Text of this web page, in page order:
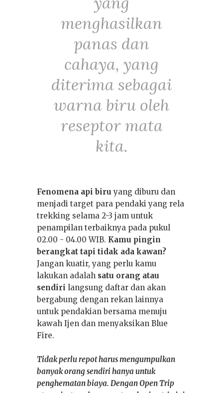
menghasilkan
panas dan
cahaya, yang
diterima sebagai
warna biru oleh
reseptor mata
kita.
Fenomena api biruyang diburu dan
menjadi target para pendaki yang rela
trekking selama 2-3 jam untuk
penampilan terbaiknya pada pukul
02.00 - 04.00 WIB. Kamu pingin
berangkat tapi tidak ada kawan?
Jangan kuatir, yang perlu kamu
lakukan adalah satu orang atau
sendiri langsung daftar dan akan
bergabung dengan rekan lainnya
untuk pendakian bersama menuju
kawah Ijen dan menyaksikan Blue
Fire.
Tidak perlu repot harus mengumpulkan
banyak orang sendiri hanya untuk
penghematan biaya. Dengan Open Trip